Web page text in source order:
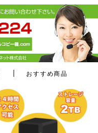
おすすめ商品